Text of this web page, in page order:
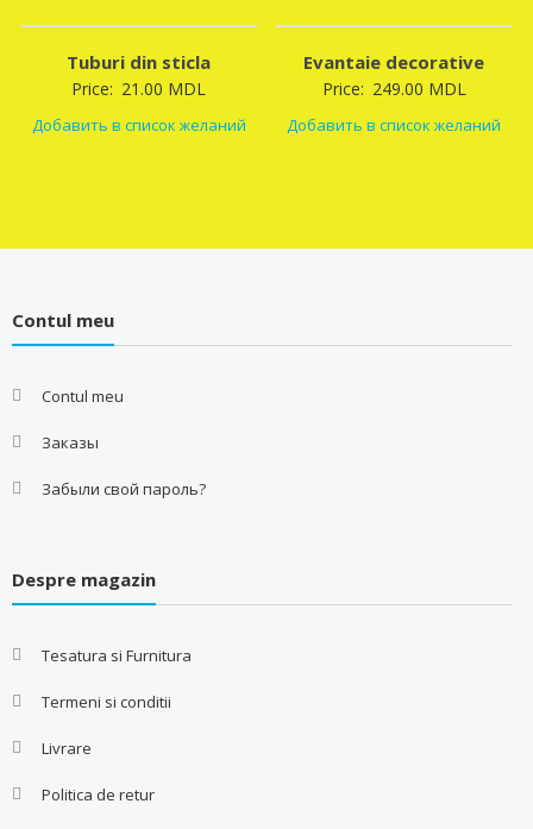
Tuburi din sticla
Price: 21.00 MDL
Добавить в список желаний
Evantaie decorative
Price: 249.00 MDL
Добавить в список желаний
Contul meu
Contul meu
Заказы
Забыли свой пароль?
Despre magazin
Tesatura si Furnitura
Termeni si conditii
Livrare
Politica de retur